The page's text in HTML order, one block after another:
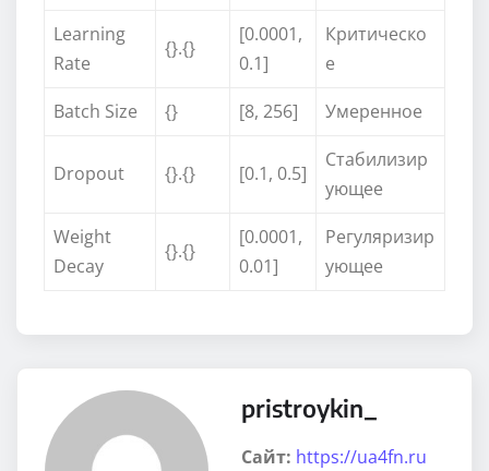
Learning
Rate
{}.{}
[0.0001,
0.1]
Критическо
е
Batch Size
{} [8, 256] Умеренное
Dropout {}.{} [0.1, 0.5]
Стабилизир
ующее
Weight
Decay
{}.{}
[0.0001,
0.01]
Регуляризир
ующее
pristroykin_
Сайт: https://ua4fn.ru